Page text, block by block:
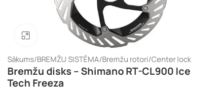
Noklikšķiniet, lai palielinātu
Sākums/BREMŽU SISTĒMA/Bremžu rotori/Center lock
Bremžu disks – Shimano RT-CL900 Ice
Tech Freeza